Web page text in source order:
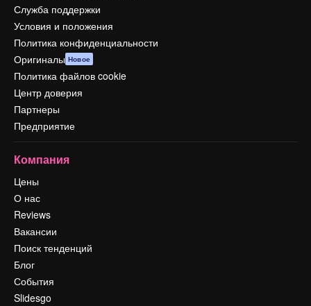
Служба поддержки
Условия и положения
Политика конфиденциальности
Оригиналы Новое
Политика файлов cookie
Центр доверия
Партнеры
Предприятие
Компания
Цены
О нас
Reviews
Вакансии
Поиск тенденций
Блог
События
Slidesgo